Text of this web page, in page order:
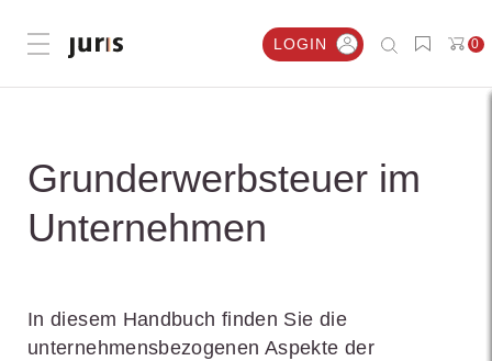
Menü öffnen LOGIN 0
Grunderwerbsteuer im
Unternehmen
In diesem Handbuch finden Sie die
unternehmensbezogenen Aspekte der